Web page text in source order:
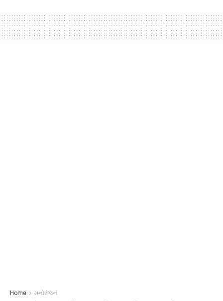
Home મનોરંજન